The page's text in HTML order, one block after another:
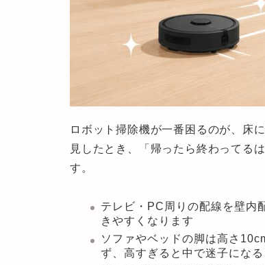
ロボット掃除機が一番困るのが、床
見したとき、「帰ったら終わってる
す。
テレビ・PC周りの配線を壁内
きやすくなります
ソファやベッドの脚は高さ
ず、高すぎると中で迷子になる